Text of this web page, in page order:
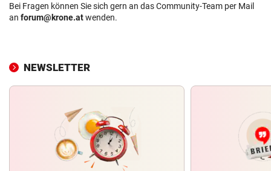
Bei Fragen können Sie sich gern an das Community-Team per Mail
an forum@krone.atwenden.
NEWSLETTER